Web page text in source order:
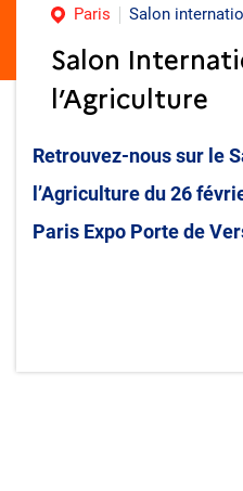
Paris Salon
Salon
l’Agriculture
Retrouvez-nous sur le
l’Agriculture du 26
Paris Expo Porte de